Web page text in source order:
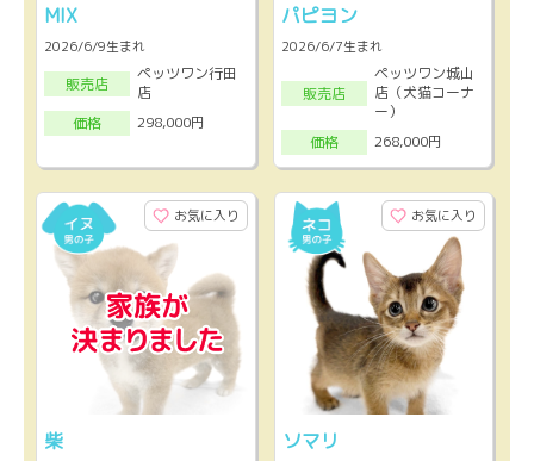
MIX
2026/6/9生まれ
販売店
ペッツワン行田
店
価格
298,000円
パピヨン
2026/6/7生まれ
販売店
ペッツワン城山
店（犬猫コーナ
ー）
価格
268,000円
お気に入り
柴
お気に入り
ソマリ